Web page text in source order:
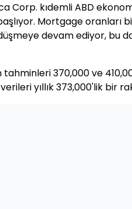
Corp. kıdemli ABD
Mortgage oranları
devam ediyor, bu
370,000 ve
yıllık 373,000'lik bir